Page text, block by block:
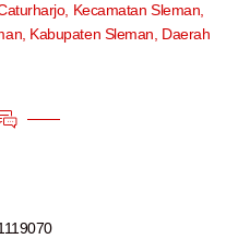
Kecamatan Sleman,
Kabupaten Sleman, Daerah